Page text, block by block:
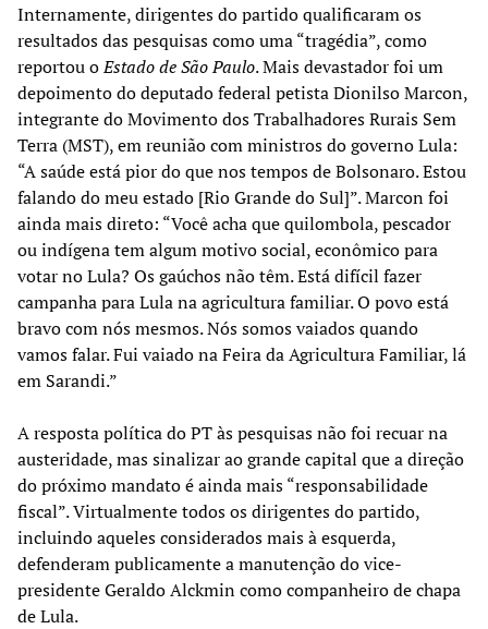
Internamente, dirigentes do partido qualificaram os
resultados das pesquisas como uma “tragédia”, como
reportou oEstado de São Paulo. Mais devastador foi um
depoimento do deputado federal petista Dionilso Marcon,
integrante do Movimento dos Trabalhadores Rurais Sem
Terra (MST), em reunião com ministros do governo Lula:
“A saúde está pior do que nos tempos de Bolsonaro. Estou
falando do meu estado [Rio Grande do Sul]”. Marcon foi
ainda mais direto: “Você acha que quilombola, pescador
ou indígena tem algum motivo social, econômico para
votar no Lula? Os gaúchos não têm. Está difícil fazer
campanha para Lula na agricultura familiar. O povo está
bravo com nós mesmos. Nós somos vaiados quando
vamos falar. Fui vaiado na Feira da Agricultura Familiar, lá
em Sarandi.”
A resposta política do PT às pesquisas não foi recuar na
austeridade, mas sinalizar ao grande capital que a direção
do próximo mandato é ainda mais “responsabilidade
fiscal”. Virtualmente todos os dirigentes do partido,
incluindo aqueles considerados mais à esquerda,
defenderam publicamente a manutenção do vice-
presidente Geraldo Alckmin como companheiro de chapa
de Lula.